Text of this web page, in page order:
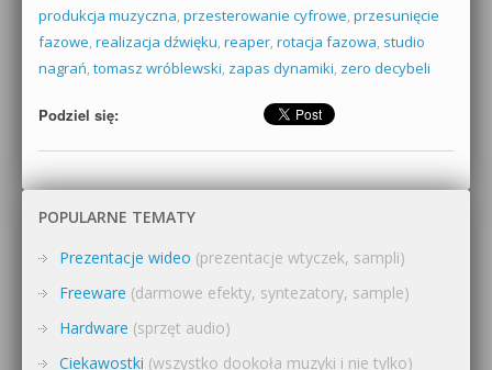
produkcja muzyczna, przesterowanie cyfrowe, przesunięcie
fazowe, realizacja dźwięku, reaper, rotacja fazowa, studio
nagrań, tomasz wróblewski, zapas dynamiki, zero decybeli
Podziel się:
POPULARNE TEMATY
Prezentacje wideo (prezentacje wtyczek, sampli)
Freeware (darmowe efekty, syntezatory, sample)
Hardware (sprzęt audio)
Ciekawostki (wszystko dookoła muzyki i nie tylko)